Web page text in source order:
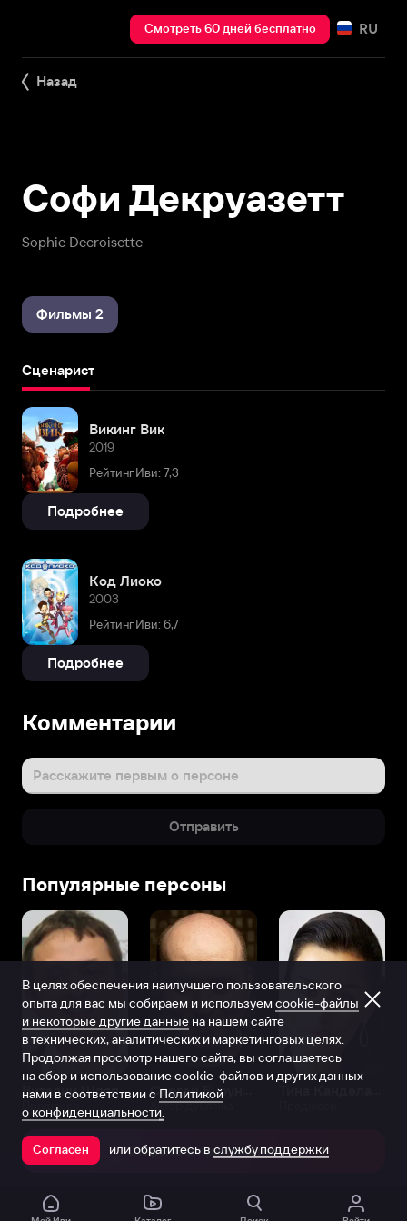
Смотреть 60 дней бесплатно RU
Назад
Sophie Decroisette
Софи Декруазетт
Фильмы 2
Сценарист
Викинг Вик
2019
Рейтинг Иви: 7,3
Подробнее
Код Лиоко
2003
Рейтинг Иви: 6,7
Подробнее
Комментарии
Расскажите первым о персоне
Отправить
Популярные персоны
Виталий Шляппо
Продюсер Актёр дубляжа
Открыть в приложении
В целях обеспечения наилучшего пользовательского
опыта для вас мы собираем и используем cookie-файлы
и некоторые другие данные на нашем сайте
в технических, аналитических и маркетинговых целях.
Продолжая просмотр нашего сайта, вы соглашаетесь
на сбор и использование cookie-файлов и других данных
нами в соответствии с Политикой
о конфиденциальности.
Согласен или обратитесь в службу поддержки